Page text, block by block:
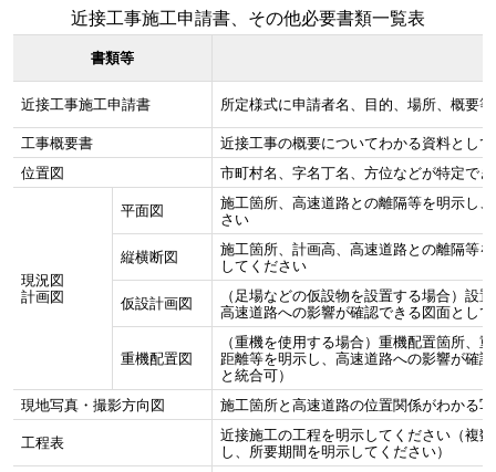
近接工事施工申請書、その他必要書類一覧表
書類等
近接工事施工申請書 所定様式に申請者名、目的、場所、概要
工事概要書
近接工事の概要についてわかる資料とし
位置図
市町村名、字名丁名、方位などが特定で
現況図
計画図
平面図
施工箇所、高速道路との離隔等を明示し
さい
縦横断図
施工箇所、計画高、高速道路との離隔等
してください
仮設計画図
（足場などの仮設物を設置する場合）設
高速道路への影響が確認できる図面とし
重機配置図
（重機を使用する場合）重機配置箇所、
距離等を明示し、高速道路への影響が確
と統合可）
現地写真・ 撮影方向図 施工箇所と高速道路の位置関係がわかる
工程表
近接施工の工程を明示してください（複
し、所要期間を明示してください）